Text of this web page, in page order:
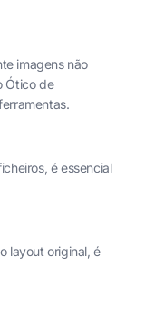
imagens não
Ótico de
é essencial
layout original, é